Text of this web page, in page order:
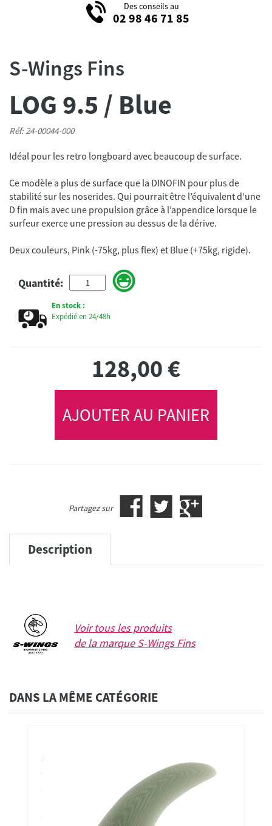
Des conseils au
02 98 46 71 85
S-Wings Fins
LOG 9.5 / Blue
Réf: 24-00044-000
Idéal pour les retro longboard avec beaucoup de surface.
Ce modèle a plus de surface que la DINOFIN pour plus de
stabilité sur les noserides. Qui pourrait être l’équivalent d’une
D fin mais avec une propulsion grâce à l’appendice lorsque le
surfeur exerce une pression au dessus de la dérive.
Deux couleurs, Pink (-75kg, plus flex) et Blue (+75kg, rigide).
Quantité:
En stock :
Expédié en 24/48h
128,00€
AJOUTER AU PANIER
Partagez sur
Description
Voir tous les produits
de la marqueS-Wings Fins
DANS LA MÊME CATÉGORIE